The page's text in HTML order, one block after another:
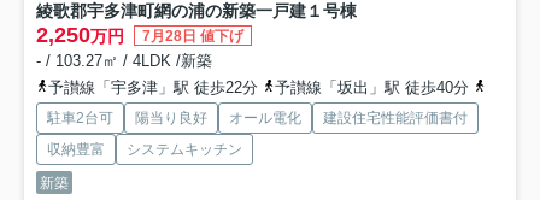
綾歌郡宇多津町網の浦の新築一戸建１号棟
2,250万円 7月28日 値下げ
- / 103.27㎡ / 4LDK /新築
予讃線「宇多津」駅 徒歩22分
予讃線「坂出」駅 徒歩40分
駐車2台可 陽当り良好 オール電化
建設住宅性能評価書付
収納豊富
システムキッチン
新築